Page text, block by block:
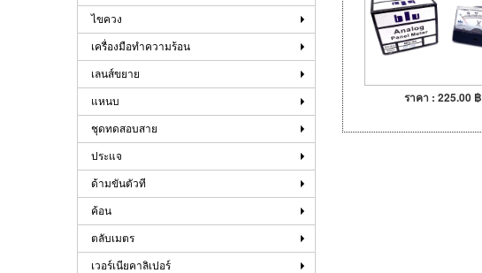
ไขควง
เครื่องมือทำความร้อน
เลนส์ขยาย
แหนบ
ชุดทดสอบสาย
ประแจ
ด้ามขันตัวที
ค้อน
ตลับเมตร
เวอร์เนียคาลิเปอร์
ราคา : 225.00 ฿